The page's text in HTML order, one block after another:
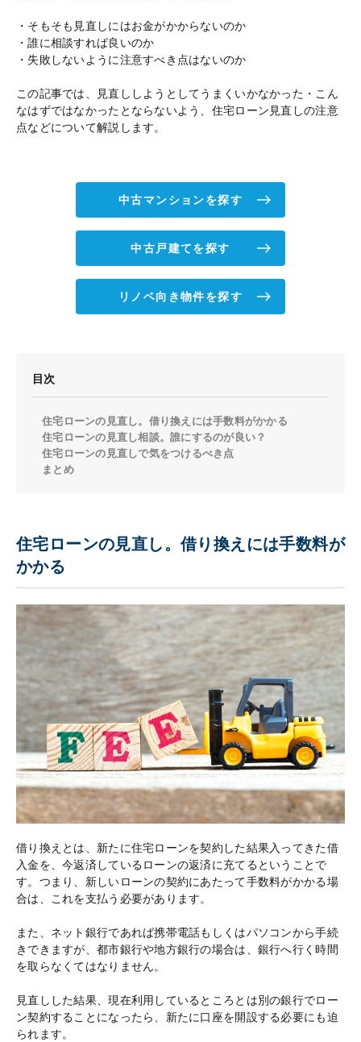
・そもそも見直しにはお金がかからないのか
・誰に相談すれば良いのか
・失敗しないように注意すべき点はないのか
この記事では、見直ししようとしてうまくいかなかった・こん
なはずではなかったとならないよう、住宅ローン見直しの注意
点などについて解説します。
中古マンションを探す
中古戸建てを探す
リノベ向き物件を探す
目次
住宅ローンの見直し。借り換えには手数料がかかる
住宅ローンの見直し相談。誰にするのが良い？
住宅ローンの見直しで気をつけるべき点
まとめ
住宅ローンの見直し。借り換えには手数料が
かかる
借り換えとは、新たに住宅ローンを契約した結果入ってきた借
入金を、今返済しているローンの返済に充てるということで
す。つまり、新しいローンの契約にあたって手数料がかかる場
合は、これを支払う必要があります。
また、ネット銀行であれば携帯電話もしくはパソコンから手続
きできますが、都市銀行や地方銀行の場合は、銀行へ行く時間
を取らなくてはなりません。
見直しした結果、現在利用しているところとは別の銀行でロー
ン契約することになったら、新たに口座を開設する必要にも迫
られます。